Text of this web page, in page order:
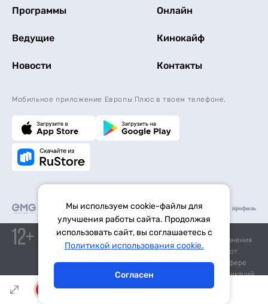
Тема дня Гороскоп
Программы Онлайн
Ведущие Кинокайф
Новости Контакты
Мобильное приложение Европы Плюс в твоем телефоне.
Средство массовой информации «Европа Плюс»
зарегистрировано 21 ноября 2014 г. в форме распространения
«Сетевое издание». Свидетельство Эл № ФС77-59972 от
21.11.2014 выдано Федеральной службой по надзору в сфере
связи, информационных технологий и массовых коммуникаций
(Роскомнадзор).
Мы используем cookie-файлы для
улучшения работы сайта. Продолжая
использовать сайт, вы соглашаетесь с
Политикой использования cookie.
Согласен